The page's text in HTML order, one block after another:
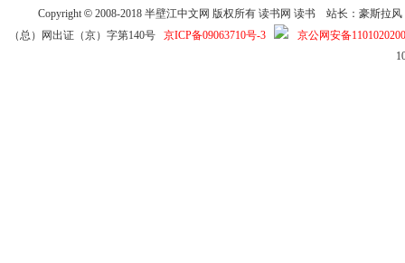
Copyright © 2008-2018半壁江中文网 版权所有读书网 读书
站长：豪斯拉风
（总）网出证（京）字第140号 京ICP备09063710号-3
京公网安备